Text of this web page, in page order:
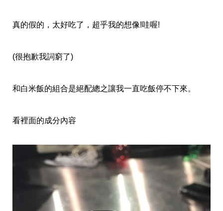
真的假的，太好吃了，超乎我的想像!哇喔!
(很抱歉我詞窮了)
和白米飯的組合是絕配總之讓我一直吃飯停不下來。
看裡面的成分內容